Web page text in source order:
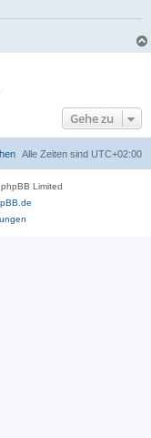
Gehe zu
Alle Zeiten sind UTC+02:00
Limited